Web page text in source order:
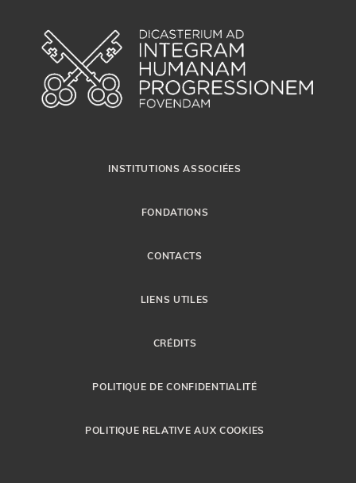
INSTITUTIONS ASSOCIÉES
FONDATIONS
CONTACTS
LIENS UTILES
CRÉDITS
POLITIQUE DE CONFIDENTIALITÉ
POLITIQUE RELATIVE AUX COOKIES